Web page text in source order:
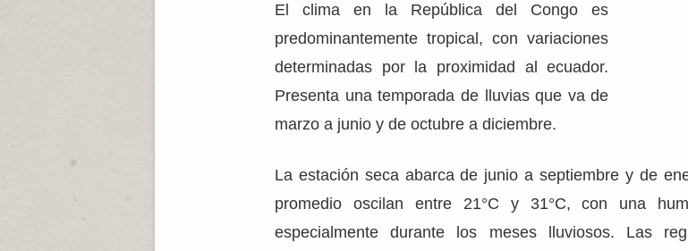
El clima en la República del Congo es
predominantemente tropical, con variaciones
determinadas por la proximidad al ecuador.
Presenta una temporada de lluvias que va de
marzo a junio y de octubre a diciembre.
La estación seca abarca de junio a septiembre y de
promedio oscilan entre 21°C y 31°C, con una
especialmente durante los meses lluviosos. Las